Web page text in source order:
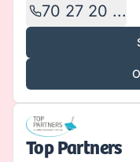
70 27 20 ...
Top Partners